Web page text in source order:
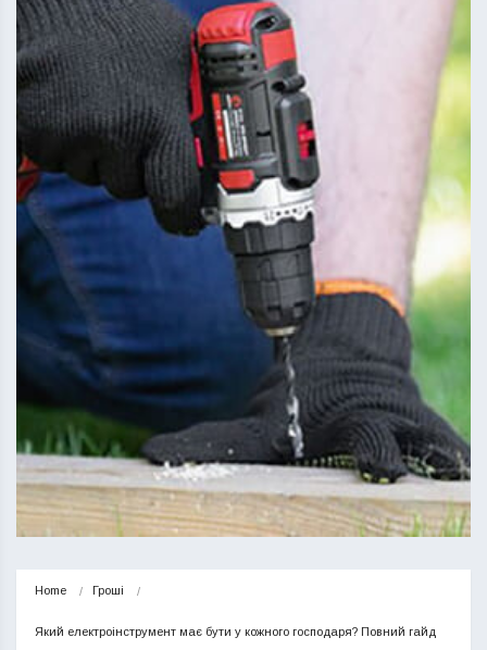
Home Гроші
Який електроінструмент має бути у кожного господаря? Повний гайд